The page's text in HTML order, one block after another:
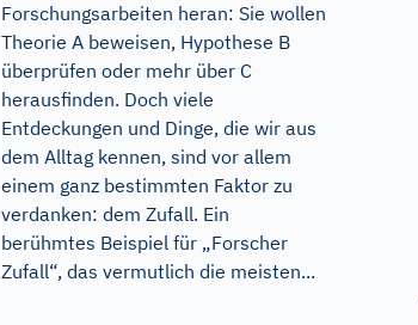
Forschungsarbeiten heran: Sie wollen
Theorie A beweisen, Hypothese B
überprüfen oder mehr über C
herausfinden. Doch viele
Entdeckungen und Dinge, die wir aus
dem Alltag kennen, sind vor allem
einem ganz bestimmten Faktor zu
verdanken: dem Zufall. Ein
berühmtes Beispiel für „Forscher
Zufall“, das vermutlich die meisten...